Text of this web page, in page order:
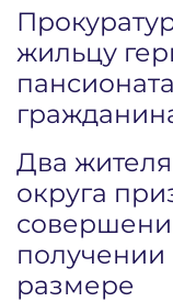
жильцу
Два
округа
получении
размере